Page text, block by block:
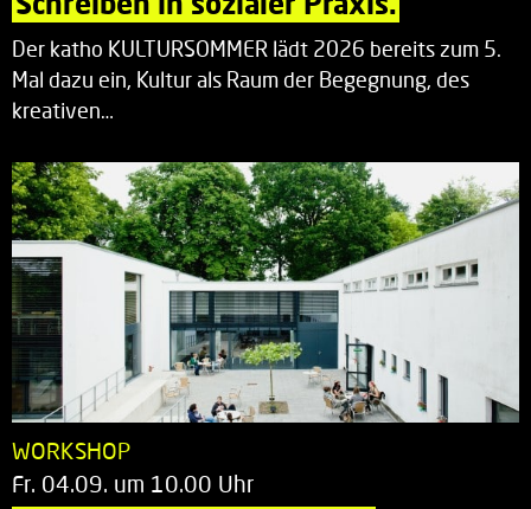
Der katho KULTURSOMMER lädt 2026 bereits zum 5.
Mal dazu ein, Kultur als Raum der Begegnung, des
kreativen…
WORKSHOP
Fr. 04.09. um 10.00 Uhr